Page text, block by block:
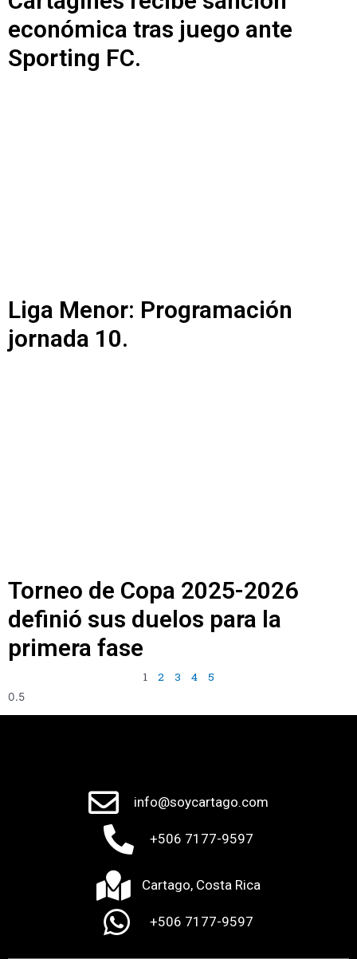
económica tras juego ante
Sporting FC.
Liga Menor: Programación
jornada 10.
Torneo de Copa 2025-2026
definió sus duelos para la
primera fase
1 2 3 4 5
info@soycartago.com
+506 7177-9597
Cartago, Costa Rica
+506 7177-9597